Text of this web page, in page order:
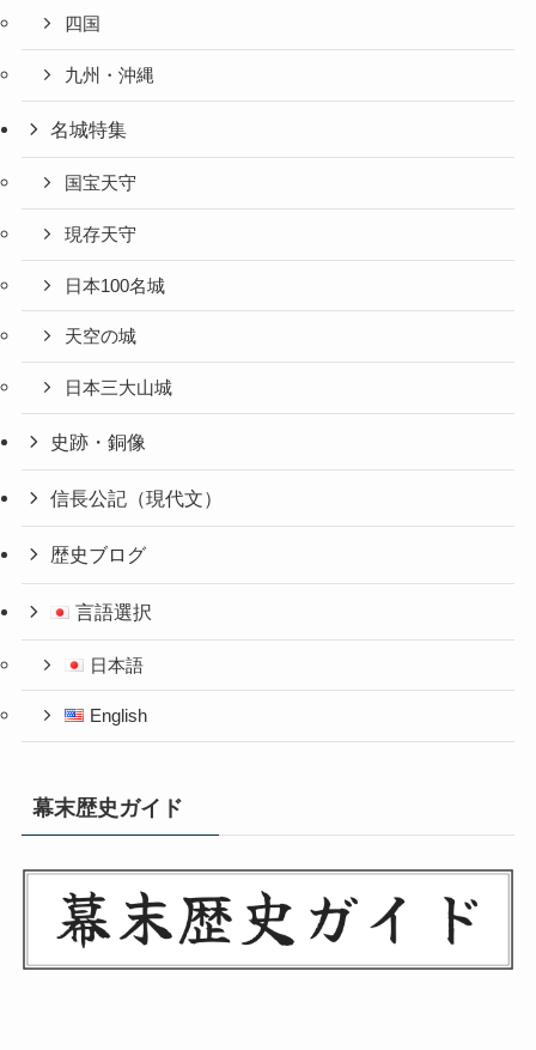
四国
九州・沖縄
名城特集
国宝天守
現存天守
日本100名城
天空の城
日本三大山城
史跡・銅像
信長公記（現代文）
歴史ブログ
言語選択
日本語
English
幕末歴史ガイド